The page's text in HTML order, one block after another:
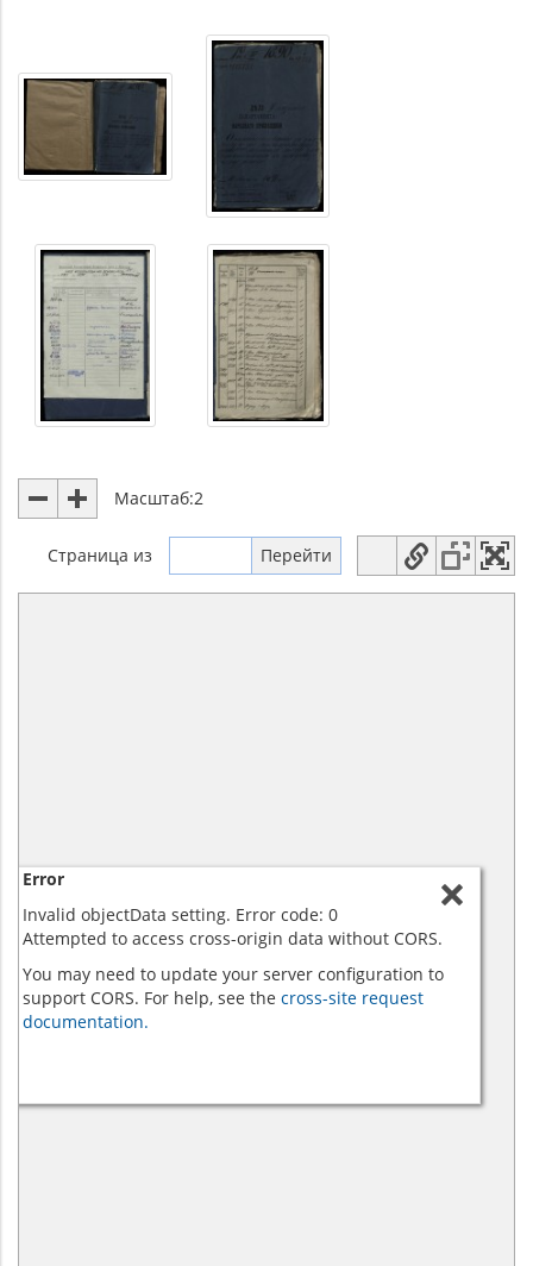
Масштаб:2
Страница из
Error
Invalid objectData setting. Error code: 0
Attempted to access cross-origin data without CORS.
You may need to update your server configuration to
support CORS. For help, see the cross-site request
documentation.